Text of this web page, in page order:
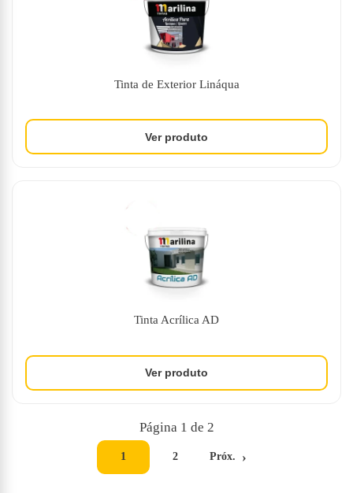
Tinta de Exterior Lináqua
Tinta Acrílica AD
Página 1 de 2
1 2 Próx.